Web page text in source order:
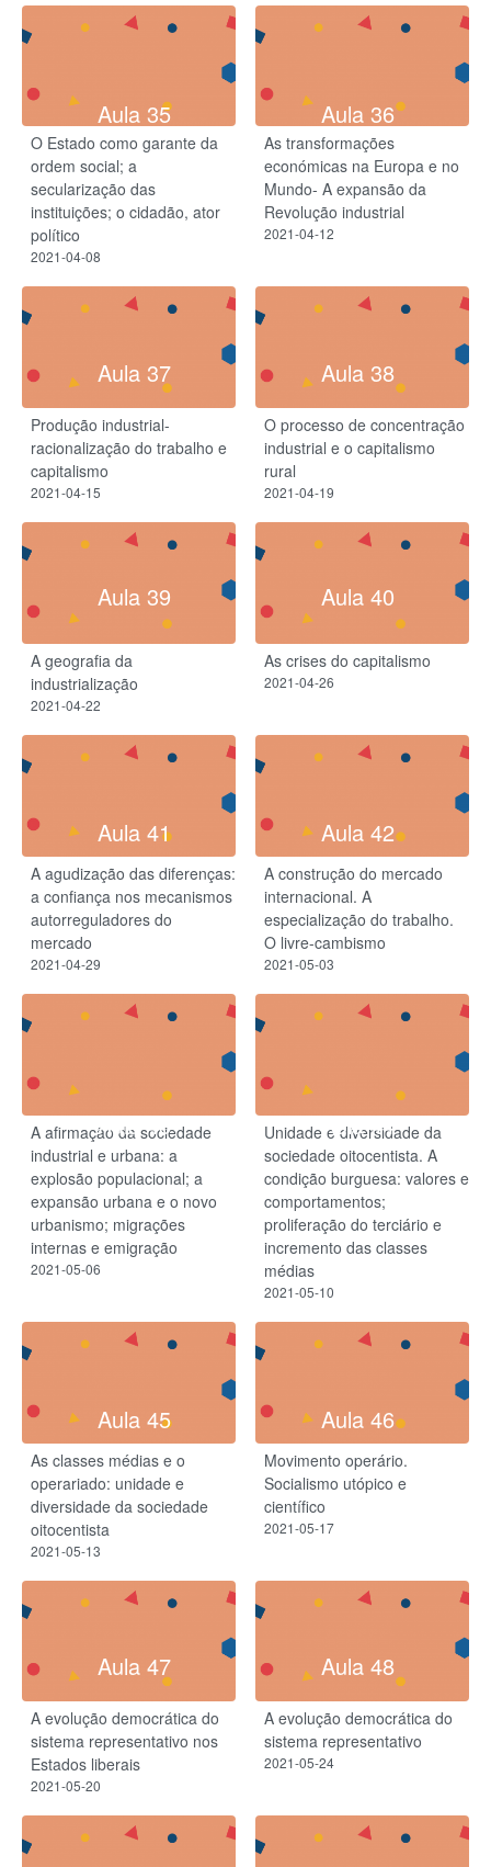
Aula 35
O Estado como garante da
ordem social; a
secularização das
instituições; o cidadão, ator
político
2021-04-08
Aula 36
As transformações
económicas na Europa e no
Mundo- A expansão da
Revolução industrial
2021-04-12
Aula 37
Produção industrial-
racionalização do trabalho e
capitalismo
2021-04-15
Aula 38
O processo de concentração
industrial e o capitalismo
rural
2021-04-19
Aula 39
A geografia da
industrialização
2021-04-22
Aula 40
As crises do capitalismo
2021-04-26
Aula 41
A agudização das diferenças:
a confiança nos mecanismos
autorreguladores do
mercado
2021-04-29
Aula 42
A construção do mercado
internacional. A
especialização do trabalho.
O livre-cambismo
2021-05-03
Aula 43
A afirmação da sociedade
industrial e urbana: a
explosão populacional; a
expansão urbana e o novo
urbanismo; migrações
internas e emigração
2021-05-06
Aula 44
Unidade e diversidade da
sociedade oitocentista. A
condição burguesa: valores e
comportamentos;
proliferação do terciário e
incremento das classes
médias
2021-05-10
Aula 45
As classes médias e o
operariado: unidade e
diversidade da sociedade
oitocentista
2021-05-13
Aula 46
Movimento operário.
Socialismo utópico e
científico
2021-05-17
Aula 47
A evolução democrática do
sistema representativo nos
Estados liberais
2021-05-20
Aula 48
A evolução democrática do
sistema representativo
2021-05-24